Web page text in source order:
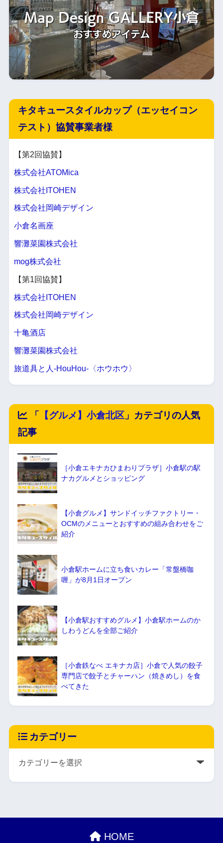
キタキュースタイルカップ（エッセイコン
テスト）協賛事業者様
【第2回協賛】
株式会社ATOMica
株式会社ITOHEN
株式会社岡崎デザイン
小倉名画座
響灘菜園株式会社
mog株式会社
【第1回協賛】
株式会社ITOHEN
株式会社岡崎デザイン
十亀酒店
響灘菜園株式会社
旅道具と人-HouHou-〈ホウホウ〉
「 【グルメ】小倉北区 」カテゴリの人気
記事
［小倉エキナカひまわりプラザ］小倉駅の駅
ナカグルメとショッピング
【小倉グルメ】サンドイッチファクトリー・
OCMのメニューとおすすめの組み合わせをご
紹介
小倉駅ホームに立ち食いカレー「常盤橋咖
喱」が8月1日オープン
【小倉駅おすすめグルメ】小倉駅ホームのか
しわうどんを全部ご紹介
［小倉鉄なべ エキナカ店］小倉で人気の餃子
専門店で餃子とチャーハン（焼きめし）を食
べてきた
カテゴリー
HOME